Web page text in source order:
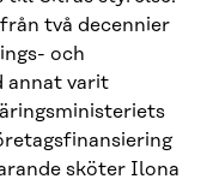
två decennier
och
annat varit
sköter Ilona